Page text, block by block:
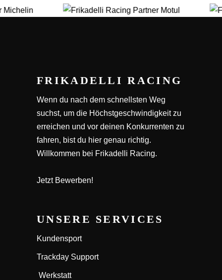
FRIKADELLI RACING
Wenn du nach dem schnellsten Weg
suchst, um die Höchstgeschwindigkeit zu
erreichen und vor deinen Konkurrenten zu
fahren, bist du hier genau richtig.
Willkommen bei Frikadelli Racing.
Jetzt Bewerben!
UNSERE SERVICES
Kundensport
Trackday Support
Werkstatt